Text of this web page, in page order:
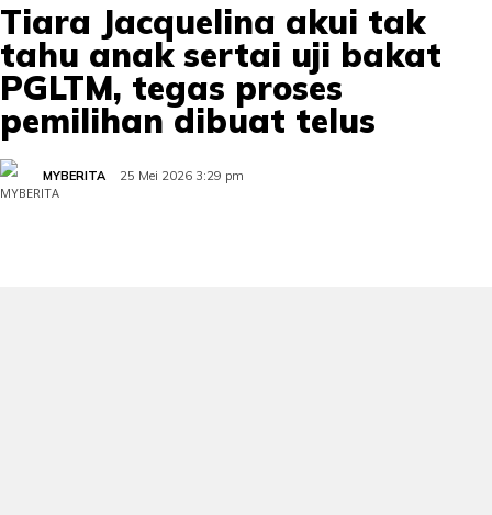
Tiara Jacquelina akui tak
tahu anak sertai uji bakat
PGLTM, tegas proses
pemilihan dibuat telus
MYBERITA 25 Mei 2026 3:29 pm